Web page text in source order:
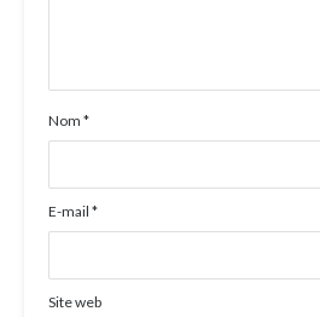
Nom *
E-mail *
Site web